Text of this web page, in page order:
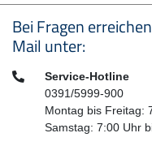
Bei Fragen
Mail unter:
Telefon:Service-Hotline
0391/5999-900
Montag bis Freitag:
Samstag: 7:00 Uhr